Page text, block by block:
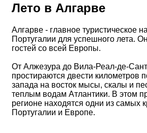
Лето в Алгарве
Алгарве - главное туристическое
Португалии для успешного лета.
гостей со всей Европы.
От Алжезура до Вила-Реал-де-
простираются двести километров
запада на восток мысы, скалы и
теплым водам Атлантики. В этом
регионе находятся одни из самых
Португалии и Европе.